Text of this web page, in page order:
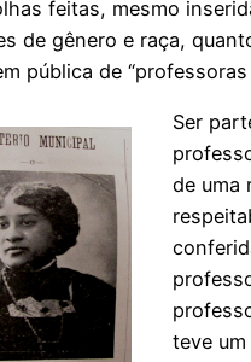
feitas, mesmo
de gênero e raça,
pública de “professoras
Ser
de uma
teve